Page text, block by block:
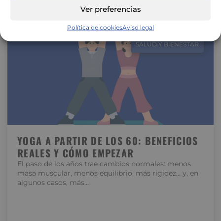
Ver preferencias
Política de cookiesAviso legal
SALUD Y BIENESTAR
YOGA A PARTIR DE LOS 60: BENEFICIOS
REALES Y CÓMO EMPEZAR
El paso de los años trae cambios normales: menos
masa muscular, menos equilibrio, más rigidez… y, en
algunos casos, más…